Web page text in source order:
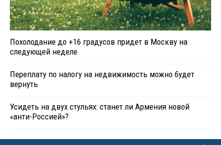
Похолодание до +16 градусов придет в Москву на
следующей неделе
Переплату по налогу на недвижимость можно будет
вернуть
Усидеть на двух стульях: станет ли Армения новой
«анти-Россией»?